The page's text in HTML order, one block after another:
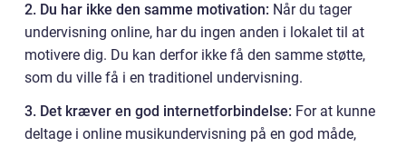
2. Du har ikke den samme motivation: Når du tager
undervisning online, har du ingen anden i lokalet til at
motivere dig. Du kan derfor ikke få den samme støtte,
som du ville få i en traditionel undervisning.
3. Det kræver en god internetforbindelse: For at kunne
deltage i online musikundervisning på en god måde,